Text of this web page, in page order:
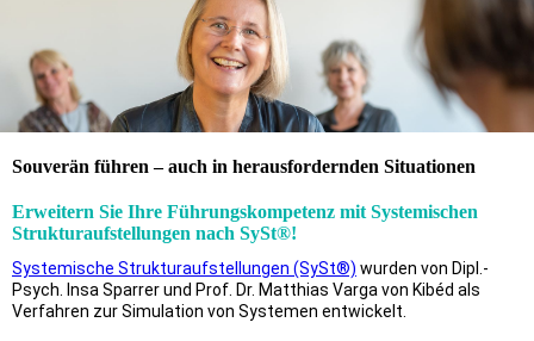
Souverän führen – auch in herausfordernden Situationen
Erweitern Sie Ihre Führungskompetenz mit Systemischen
Strukturaufstellungen nach SySt®!
Systemische Strukturaufstellungen (SySt®) wurden von Dipl.-
Psych. Insa Sparrer und Prof. Dr. Matthias Varga von Kibéd als
Verfahren zur Simulation von Systemen entwickelt.